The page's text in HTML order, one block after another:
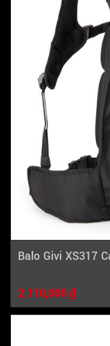
Balo Givi XS317
2,110,000 ₫